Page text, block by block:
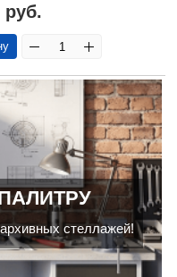
руб.
стеллажей!